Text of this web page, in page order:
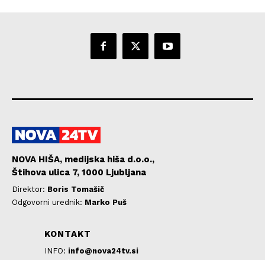
NOVA HIŠA, medijska hiša d.o.o.,
Štihova ulica 7, 1000 Ljubljana
Direktor: Boris Tomašič
Odgovorni urednik: Marko Puš
KONTAKT
INFO: info@nova24tv.si